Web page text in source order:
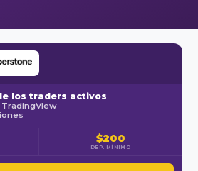
los traders activos
TradingView
$200
DEP. MÍNIMO